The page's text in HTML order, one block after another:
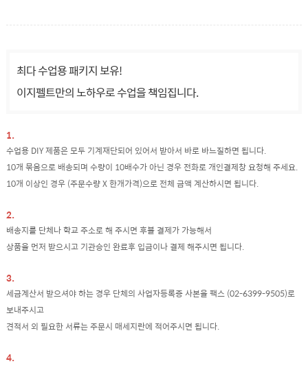
최다 수업용 패키지 보유!
이지펠트만의 노하우로 수업을 책임집니다.
1.
수업용 DIY 제품은 모두 기계재단되어 있어서 받아서 바로 바느질하면 됩니다.
10개 묶음으로 배송되며 수량이 10배수가 아닌 경우 전화로 개인결제창 요청해 주세요.
10개 이상인 경우 (주문수량 X 한개가격)으로 전체 금액 계산하시면 됩니다.
2.
배송지를 단체나 학교 주소로 해 주시면 후불 결제가 가능해서
상품을 먼저 받으시고 기관승인 완료후 입금이나 결제 해주시면 됩니다.
3.
세금계산서 받으셔야 하는 경우 단체의 사업자등록증 사본을 팩스 (02-6399-9505)로
보내주시고
견적서 외 필요한 서류는 주문시 매세지란에 적어주시면 됩니다.
4.